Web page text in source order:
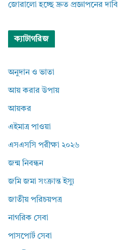
জোরালো হচ্ছে দ্রুত প্রজ্ঞাপনের দাবি
ক্যাটাগরিজ
অনুদান ও ভাতা
আয় করার উপায়
আয়কর
এইমাত্র পাওয়া
এসএসসি পরীক্ষা ২০২৬
জন্ম নিবন্ধন
জমি জমা সংক্রান্ত ইস্যু
জাতীয় পরিচয়পত্র
নাগরিক সেবা
পাসপোর্ট সেবা